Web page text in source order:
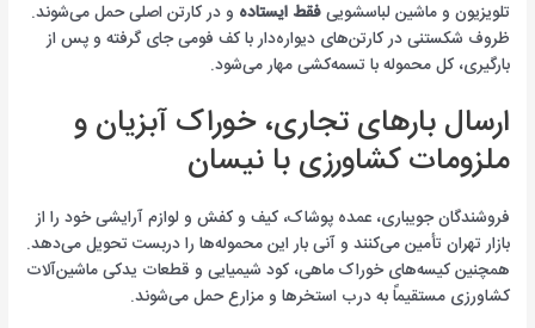
تلویزیون و ماشین لباسشوییفقط ایستاده و در کارتن اصلی حمل می‌شوند.
ظروف شکستنی در کارتن‌های دیواره‌دار با کف فومی جای گرفته و پس از
بارگیری، کل محموله با تسمه‌کشی مهار می‌شود.
ارسال بارهای تجاری، خوراک آبزیان و
ملزومات کشاورزی با نیسان
فروشندگان جویباری، عمده پوشاک، کیف و کفش و لوازم آرایشی خود را از
بازار تهران تأمین می‌کنند و آنی بار این محموله‌ها را دربست تحویل می‌دهد.
همچنین کیسه‌های خوراک ماهی، کود شیمیایی و قطعات یدکی ماشین‌آلات
کشاورزی مستقیماً به درب استخرها و مزارع حمل می‌شوند.